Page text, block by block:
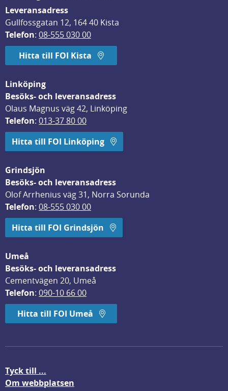
Leveransadress
Gullfossgatan 12, 164 40 Kista
Telefon: 08-555 030 00
Hitta till FOI Kista
Linköping
Besöks- och leveransadress
Olaus Magnus väg 42, Linköping
Telefon: 013-37 80 00
Hitta till FOI Linköping
Grindsjön
Besöks- och leveransadress
Olof Arrhenius väg 31, Norra Sorunda
Telefon: 08-555 030 00
Hitta till FOI Grindsjön
Umeå
Besöks- och leveransadress
Cementvägen 20, Umeå
Telefon: 090-10 66 00
Hitta till FOI Umeå
Tyck till ...
Om webbplatsen